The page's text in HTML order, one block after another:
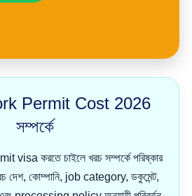
Permit Cost 2026
সম্পর্কে
visa করতে চাইলে খরচ সম্পর্কে পরিষ্কার
দেশ, কোম্পানি, job category, ডকুমেন্ট,